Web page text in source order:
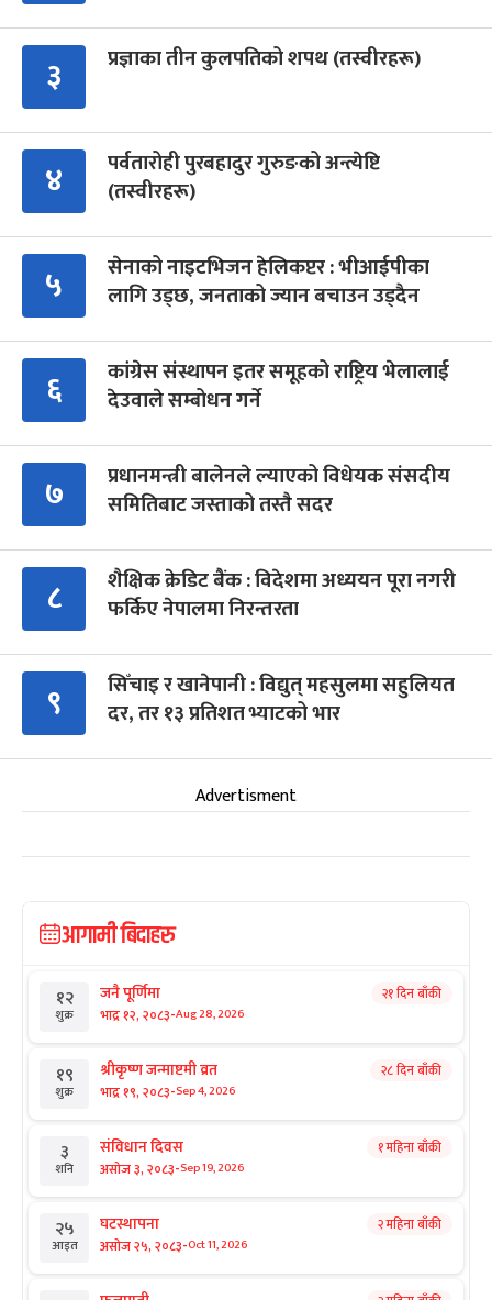
३ प्रज्ञाका तीन कुलपतिको शपथ (तस्वीरहरू)
४
पर्वतारोही पुरबहादुर गुरुङको अन्त्येष्टि
(तस्वीरहरू)
५
सेनाको नाइटभिजन हेलिकप्टर : भीआईपीका
लागि उड्छ, जनताको ज्यान बचाउन उड्दैन
६
कांग्रेस संस्थापन इतर समूहको राष्ट्रिय भेलालाई
देउवाले सम्बोधन गर्ने
७
प्रधानमन्त्री बालेनले ल्याएको विधेयक संसदीय
समितिबाट जस्ताको तस्तै सदर
८
शैक्षिक क्रेडिट बैंक : विदेशमा अध्ययन पूरा नगरी
फर्किए नेपालमा निरन्तरता
९
सिँचाइ र खानेपानी : विद्युत् महसुलमा सहुलियत
दर, तर १३ प्रतिशत भ्याटको भार
Advertisment
आगामी बिदाहरु
१२
शुक्र
जनै पूर्णिमा
भाद्र १२, २०८३-Aug 28, 2026
२१ दिन बाँकी
१९
शुक्र
श्रीकृष्ण जन्माष्टमी व्रत
भाद्र १९, २०८३-Sep 4, 2026
२८ दिन बाँकी
३
शनि
संविधान दिवस
असोज ३, २०८३-Sep 19, 2026
१ महिना बाँकी
२५
आइत
घटस्थापना
असोज २५, २०८३-Oct 11, 2026
२ महिना बाँकी